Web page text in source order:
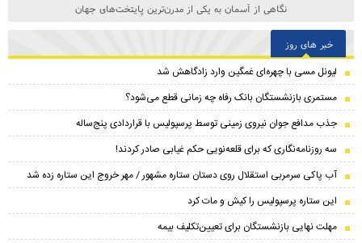
نگاهی از آسمان به یکی از مدرن‌ترین پایتخت‌های جهان
خبر های روز
لیونل مسی با چهره‌ای غمگین وارد زادگاهش شد
مستمری بازنشستگان بانک رفاه چه زمانی قطع می‌شود؟
جذب مدافع جوان نیروی زمینی توسط پرسپولیس با قراردادی پنج‌ساله
سه روزنامه‌نگاری که برای قلعه‌نویی حکم غیابی صادر کردند!
آب پاکی سرمربی استقلال روی دستان ستاره مشهور / مهر خروج این ستاره زده شد
این ستاره پرسپولیس را کیش و مات کرد
مهلت نهایی بازنشستگان برای تعیین‌تکلیف بیمه